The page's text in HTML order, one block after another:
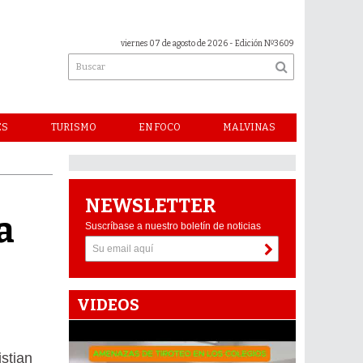
viernes 07 de agosto de 2026 - Edición Nº3609
TURISMO EN FOCO MALVINAS
NEWSLETTER
Suscríbase a nuestro boletín de noticias
VIDEOS